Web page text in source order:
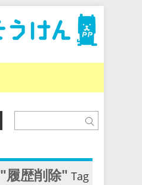
"履歴削除" Tag